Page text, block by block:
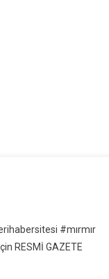
#mırmır
RESMİ GAZETE